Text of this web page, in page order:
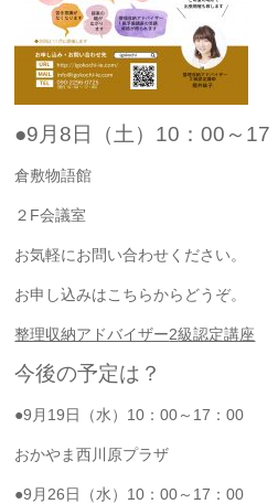
●9 月 8日（土 ） 10 ：00 ～ 17
倉敷物語館
２F会議室
お気軽にお問い合わせください。
お申し込みはこちらからどうぞ。
整理収納アドバイザー2級認定講座
今後の予定は？
●9月19日（水）10：00～17：00
おかやま西川原プラザ
●9月26日（水）10：00～17：00